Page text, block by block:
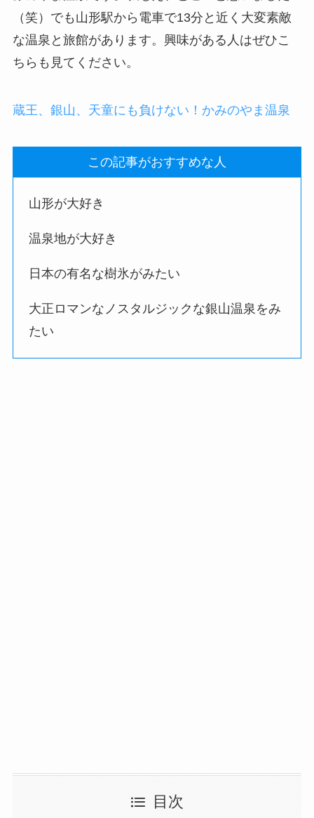
（笑）でも山形駅から電車で13分と近く大変素敵
な温泉と旅館があります。興味がある人はぜひこ
ちらも見てください。
蔵王、銀山、天童にも負けない！かみのやま温泉
この記事がおすすめな人
山形が大好き
温泉地が大好き
日本の有名な樹氷がみたい
大正ロマンなノスタルジックな銀山温泉をみ
たい
目次